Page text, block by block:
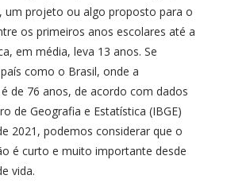
um projeto ou algo proposto para o
os primeiros anos escolares até a
em média, leva 13 anos. Se
como o Brasil, onde a
de 76 anos, de acordo com dados
de Geografia e Estatística (IBGE)
2021, podemos considerar que o
é curto e muito importante desde
vida.